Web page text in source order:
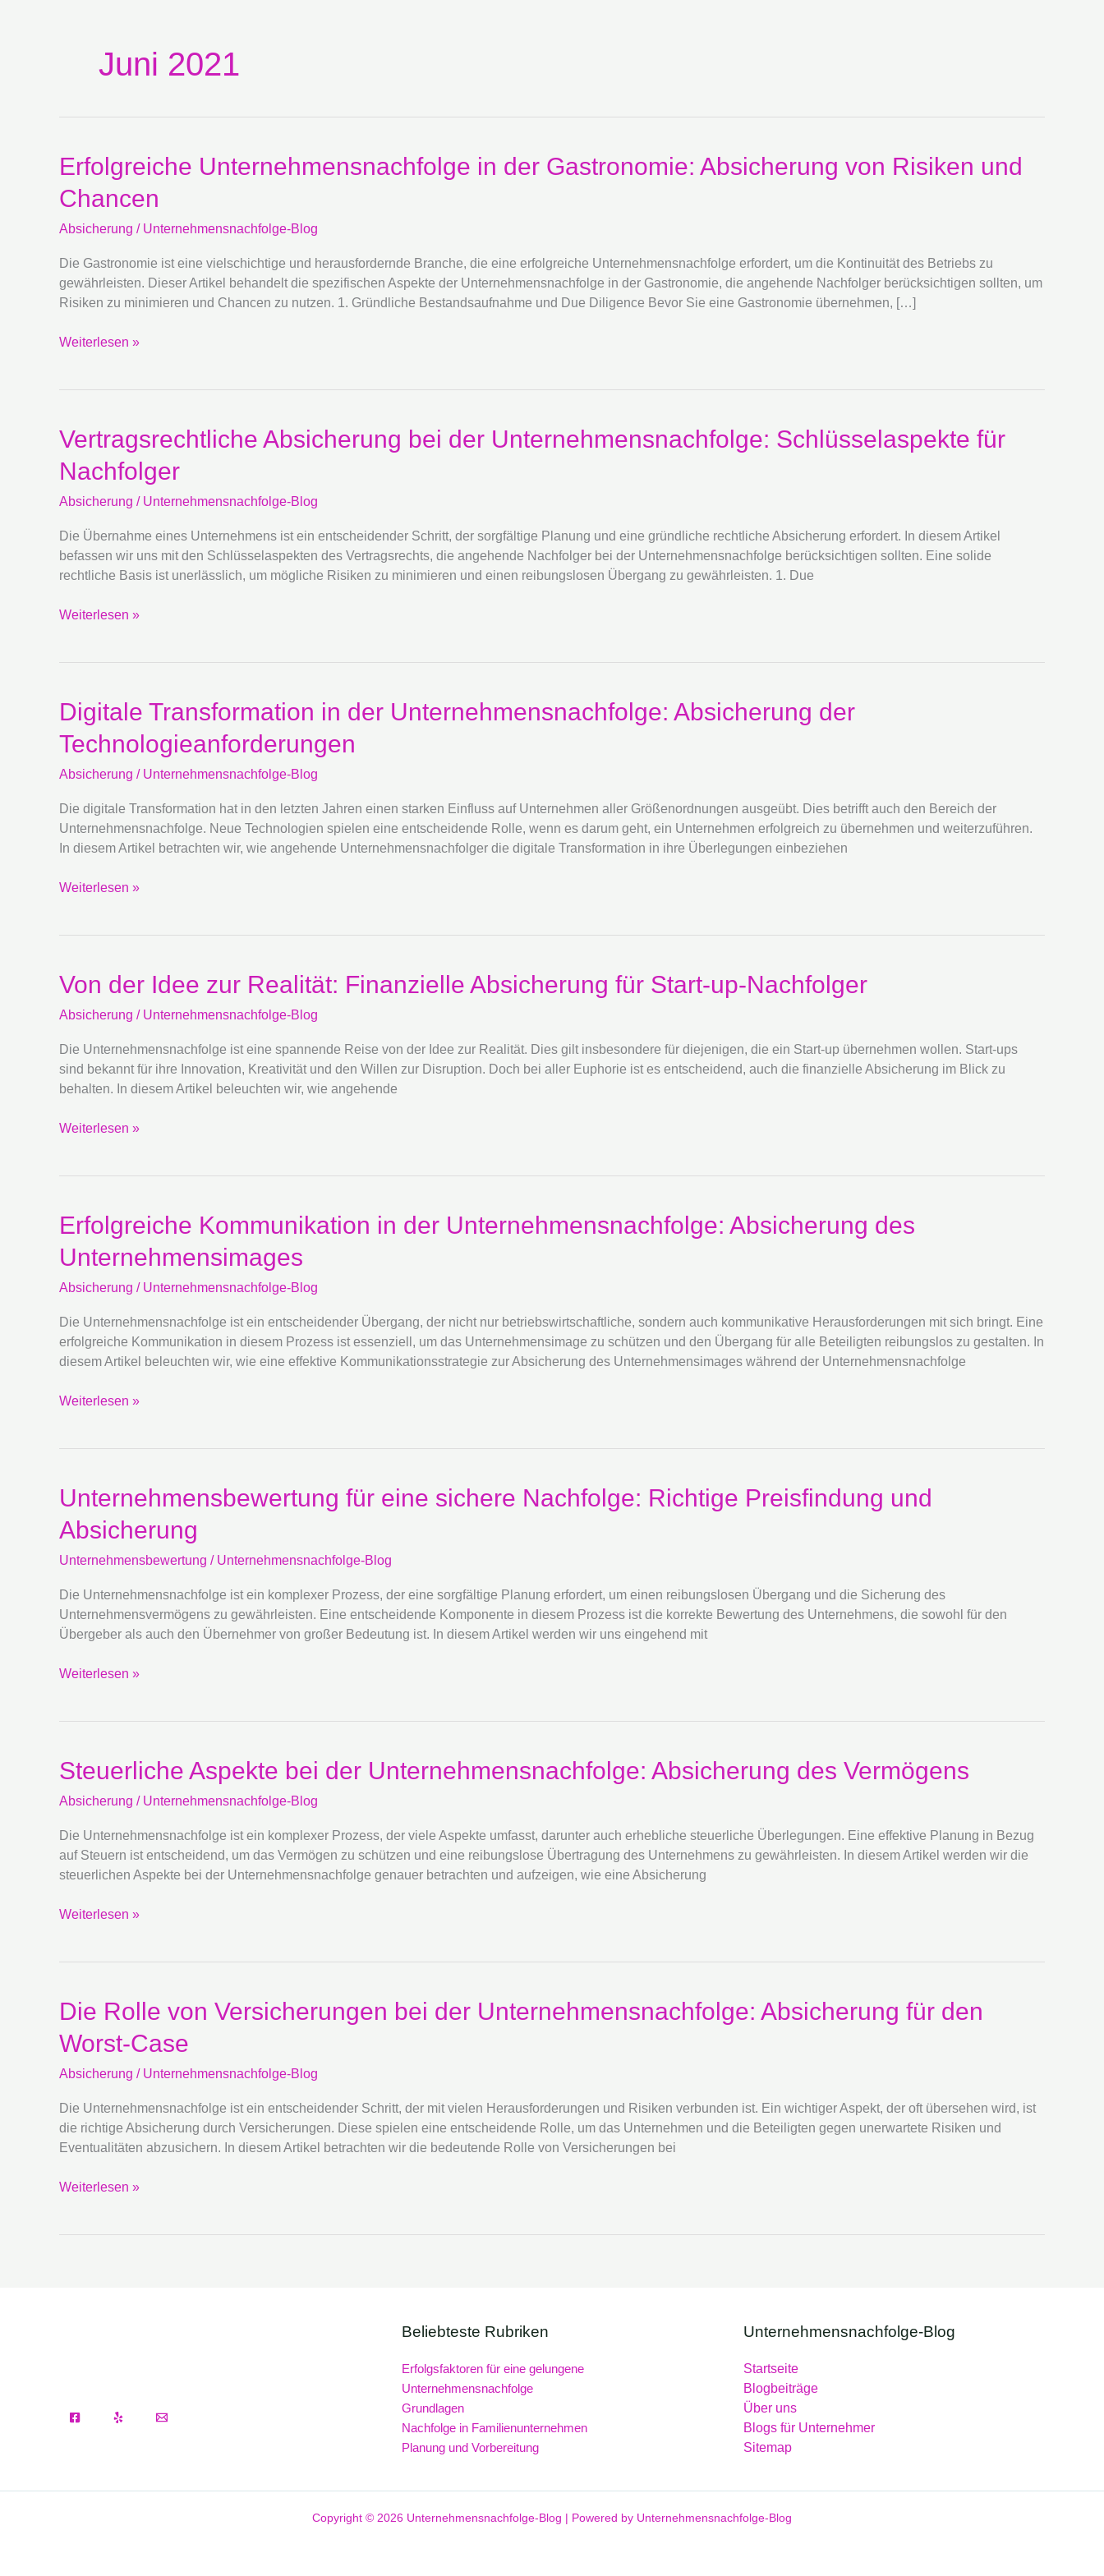
Juni 2021
Erfolgreiche Unternehmensnachfolge in der Gastronomie: Absicherung von Risiken und
Chancen
Absicherung / Unternehmensnachfolge-Blog
Die Gastronomie ist eine vielschichtige und herausfordernde Branche, die eine erfolgreiche Unternehmensnachfolge erfordert, um die Kontinuität des Betriebs zu
gewährleisten. Dieser Artikel behandelt die spezifischen Aspekte der Unternehmensnachfolge in der Gastronomie, die angehende Nachfolger berücksichtigen sollten, um
Risiken zu minimieren und Chancen zu nutzen. 1. Gründliche Bestandsaufnahme und Due Diligence Bevor Sie eine Gastronomie übernehmen, […]
Erfolgreiche
Unternehmensnachfolge
in
Gastronomie:
Absicherung
von
Risiken
Chancen
Weiterlesen »
Vertragsrechtliche Absicherung bei der Unternehmensnachfolge: Schlüsselaspekte für
Nachfolger
Absicherung / Unternehmensnachfolge-Blog
Die Übernahme eines Unternehmens ist ein entscheidender Schritt, der sorgfältige Planung und eine gründliche rechtliche Absicherung erfordert. In diesem Artikel
befassen wir uns mit den Schlüsselaspekten des Vertragsrechts, die angehende Nachfolger bei der Unternehmensnachfolge berücksichtigen sollten. Eine solide
rechtliche Basis ist unerlässlich, um mögliche Risiken zu minimieren und einen reibungslosen Übergang zu gewährleisten. 1. Due
Vertragsrechtliche
Absicherung
bei
Unternehmensnachfolge:
Schlüsselaspekte
für
Nachfolger
Weiterlesen »
Digitale Transformation in der Unternehmensnachfolge: Absicherung der
Technologieanforderungen
Absicherung / Unternehmensnachfolge-Blog
Die digitale Transformation hat in den letzten Jahren einen starken Einfluss auf Unternehmen aller Größenordnungen ausgeübt. Dies betrifft auch den Bereich der
Unternehmensnachfolge. Neue Technologien spielen eine entscheidende Rolle, wenn es darum geht, ein Unternehmen erfolgreich zu übernehmen und weiterzuführen.
In diesem Artikel betrachten wir, wie angehende Unternehmensnachfolger die digitale Transformation in ihre Überlegungen einbeziehen
Digitale
Transformation
Unternehmensnachfolge:
Absicherung
der
Technologieanforderungen
Weiterlesen »
Von der Idee zur Realität: Finanzielle Absicherung für Start-up-Nachfolger
Absicherung / Unternehmensnachfolge-Blog
Die Unternehmensnachfolge ist eine spannende Reise von der Idee zur Realität. Dies gilt insbesondere für diejenigen, die ein Start-up übernehmen wollen. Start-ups
sind bekannt für ihre Innovation, Kreativität und den Willen zur Disruption. Doch bei aller Euphorie ist es entscheidend, auch die finanzielle Absicherung im Blick zu
behalten. In diesem Artikel beleuchten wir, wie angehende
Von
der
Idee
Realität:
Finanzielle
Absicherung
Start-
Nachfolger
Weiterlesen »
Erfolgreiche Kommunikation in der Unternehmensnachfolge: Absicherung des
Unternehmensimages
Absicherung / Unternehmensnachfolge-Blog
Die Unternehmensnachfolge ist ein entscheidender Übergang, der nicht nur betriebswirtschaftliche, sondern auch kommunikative Herausforderungen mit sich bringt. Eine
erfolgreiche Kommunikation in diesem Prozess ist essenziell, um das Unternehmensimage zu schützen und den Übergang für alle Beteiligten reibungslos zu gestalten. In
diesem Artikel beleuchten wir, wie eine effektive Kommunikationsstrategie zur Absicherung des Unternehmensimages während der Unternehmensnachfolge
Erfolgreiche
Kommunikation
in
Unternehmensnachfolge:
Absicherung
des
Unternehmensimages
Weiterlesen »
Unternehmensbewertung für eine sichere Nachfolge: Richtige Preisfindung und
Absicherung
Unternehmensbewertung / Unternehmensnachfolge-Blog
Die Unternehmensnachfolge ist ein komplexer Prozess, der eine sorgfältige Planung erfordert, um einen reibungslosen Übergang und die Sicherung des
Unternehmensvermögens zu gewährleisten. Eine entscheidende Komponente in diesem Prozess ist die korrekte Bewertung des Unternehmens, die sowohl für den
Übergeber als auch den Übernehmer von großer Bedeutung ist. In diesem Artikel werden wir uns eingehend mit
Unternehmensbewertung
für
eine
Nachfolge:
Richtige
Preisfindung
und
Weiterlesen »
Steuerliche Aspekte bei der Unternehmensnachfolge: Absicherung des Vermögens
Absicherung / Unternehmensnachfolge-Blog
Die Unternehmensnachfolge ist ein komplexer Prozess, der viele Aspekte umfasst, darunter auch erhebliche steuerliche Überlegungen. Eine effektive Planung in Bezug
auf Steuern ist entscheidend, um das Vermögen zu schützen und eine reibungslose Übertragung des Unternehmens zu gewährleisten. In diesem Artikel werden wir die
steuerlichen Aspekte bei der Unternehmensnachfolge genauer betrachten und aufzeigen, wie eine Absicherung
Steuerliche
Aspekte
bei
Unternehmensnachfolge:
Absicherung
des
Weiterlesen »
Die Rolle von Versicherungen bei der Unternehmensnachfolge: Absicherung für den
Worst-Case
Absicherung / Unternehmensnachfolge-Blog
Die Unternehmensnachfolge ist ein entscheidender Schritt, der mit vielen Herausforderungen und Risiken verbunden ist. Ein wichtiger Aspekt, der oft übersehen wird, ist
die richtige Absicherung durch Versicherungen. Diese spielen eine entscheidende Rolle, um das Unternehmen und die Beteiligten gegen unerwartete Risiken und
Eventualitäten abzusichern. In diesem Artikel betrachten wir die bedeutende Rolle von Versicherungen bei
Die
Rolle
von
bei
der
Unternehmensnachfolge:
Absicherung
den
Weiterlesen »
Beliebteste Rubriken
Erfolgsfaktoren für eine gelungene
Unternehmensnachfolge
Grundlagen
Nachfolge in Familienunternehmen
Planung und Vorbereitung
Unternehmensnachfolge-Blog
Startseite
Blogbeiträge
Über uns
Blogs für Unternehmer
Sitemap
Copyright © 2026 Unternehmensnachfolge-Blog | Powered by Unternehmensnachfolge-Blog